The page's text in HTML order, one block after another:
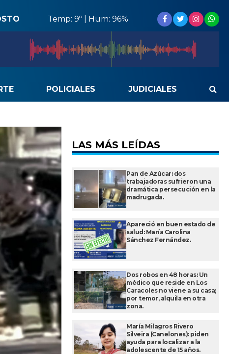
Temp: 9º | Hum: 96%
POLICIALES JUDICIALES
LAS MÁS LEÍDAS
Pan de Azúcar: dos
trabajadoras sufrieron una
dramática persecución en la
madrugada.
Apareció en buen estado de
salud: María Carolina
Sánchez Fernández.
Dos robos en 48 horas: Un
médico que reside en Los
Caracoles no viene a su casa;
por temor, alquila en otra
zona.
María Milagros Rivero
Silveira (Canelones): piden
ayuda para localizar a la
adolescente de 15 años.